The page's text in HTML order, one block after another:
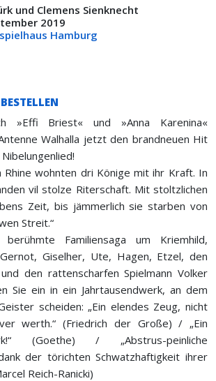
und Clemens Sienknecht
2019
Hamburg
»Effi Briest« und »Anna Karenina«
Walhalla jetzt den brandneuen Hit
Rhine wohnten dri Könige mit ihr Kraft. In
vil stolze Riterschaft. Mit stoltzlichen
Zeit, bis jämmerlich sie starben von
Streit.“
Familiensaga um Kriemhild,
Giselher, Ute, Hagen, Etzel, den
den rattenscharfen Spielmann Volker
Sie ein in ein Jahrtausendwerk, an dem
scheiden: „Ein elendes Zeug, nicht
werth.“ (Friedrich der Große) / „Ein
(Goethe) / „Abstrus-peinliche
der törichten Schwatzhaftigkeit ihrer
Reich-Ranicki)